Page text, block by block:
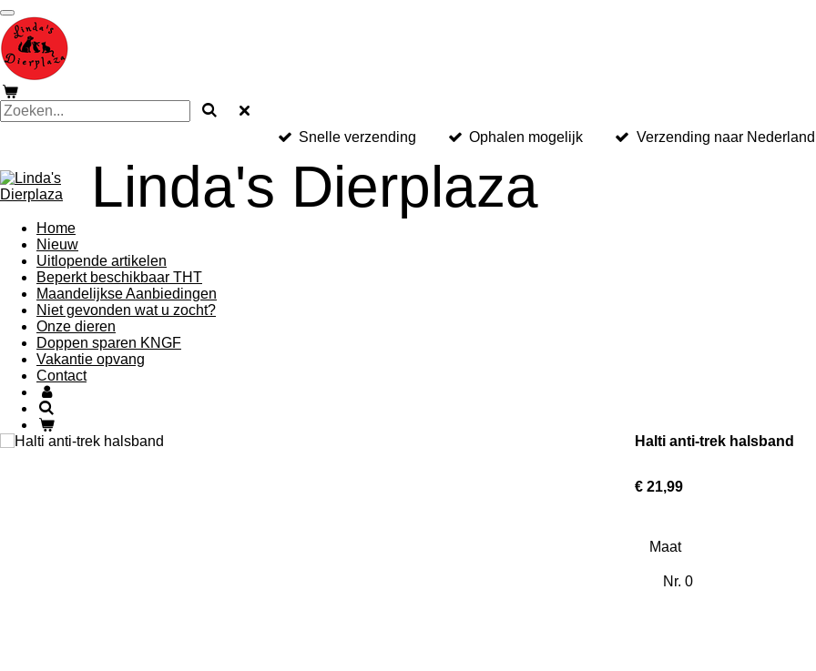
Ga
direct
naar
de
hoofdinhoud
Snelle verzending Ophalen mogelijk Verzending naar
Linda's Dierplaza
Home
Nieuw
Uitlopende artikelen
Beperkt beschikbaar THT
Maandelijkse Aanbiedingen
Niet gevonden wat u zocht?
Onze dieren
Doppen sparen KNGF
Vakantie opvang
Contact
Halti anti-trek halsband
€ 21,99
Maat